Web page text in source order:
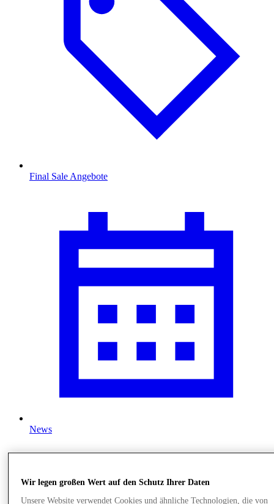
Final Sale Angebote
News
Wir legen großen Wert auf den Schutz Ihrer Daten
Unsere Website verwendet Cookies und ähnliche Technologien, die von